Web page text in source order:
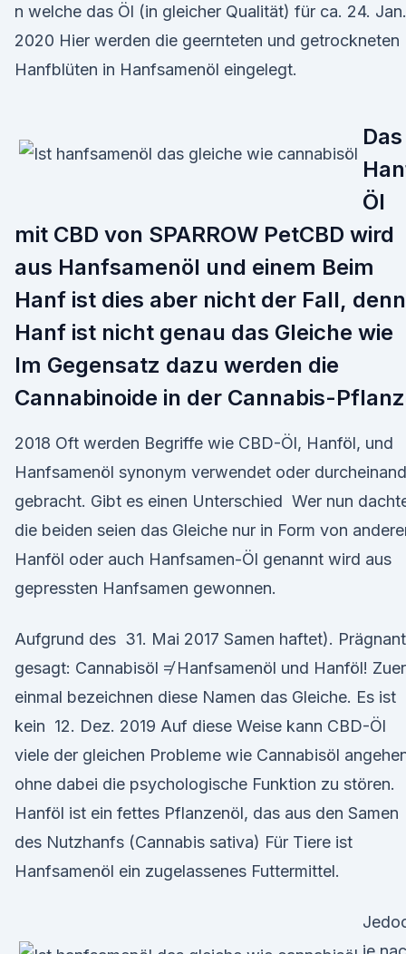
n welche das Öl (in gleicher Qualität) für ca. 24. Jan.
2020 Hier werden die geernteten und getrockneten
Hanfblüten in Hanfsamenöl eingelegt.
Das
Öl
mit CBD von SPARROW PetCBD wird
aus Hanfsamenöl und einem Beim
Hanf ist dies aber nicht der Fall, denn
Hanf ist nicht genau das Gleiche wie
Im Gegensatz dazu werden die
Cannabinoide in der Cannabis-
2018 Oft werden Begriffe wie CBD-Öl, Hanföl, und
Hanfsamenöl synonym verwendet oder
gebracht. Gibt es einen Unterschied Wer nun
die beiden seien das Gleiche nur in Form von
Hanföl oder auch Hanfsamen-Öl genannt wird aus
gepressten Hanfsamen gewonnen.
Aufgrund des 31. Mai 2017 Samen haftet). Prägnant
gesagt: Cannabisöl ≠ Hanfsamenöl und Hanföl!
einmal bezeichnen diese Namen das Gleiche. Es ist
kein 12. Dez. 2019 Auf diese Weise kann CBD-Öl
viele der gleichen Probleme wie Cannabisöl
ohne dabei die psychologische Funktion zu stören.
Hanföl ist ein fettes Pflanzenöl, das aus den Samen
des Nutzhanfs (Cannabis sativa) Für Tiere ist
Hanfsamenöl ein zugelassenes Futtermittel.